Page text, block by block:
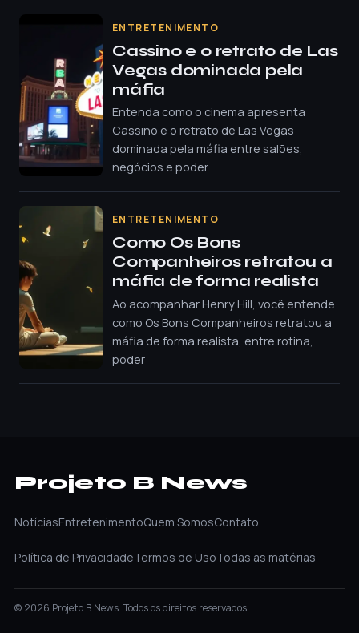
ENTRETENIMENTO
Cassino e o retrato de Las
Vegas dominada pela
máfia
Entenda como o cinema apresenta
Cassino e o retrato de Las Vegas
dominada pela máfia entre salões,
negócios e poder.
ENTRETENIMENTO
Como Os Bons
Companheiros retratou a
máfia de forma realista
Ao acompanhar Henry Hill, você entende
como Os Bons Companheiros retratou a
máfia de forma realista, entre rotina,
poder
Projeto B News
NotíciasEntretenimentoQuem SomosContato
Política de PrivacidadeTermos de UsoTodas as matérias
© 2026 Projeto B News. Todos os direitos reservados.